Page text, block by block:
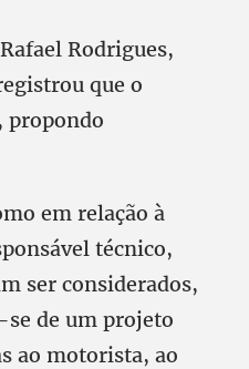
Rodrigues,
que o
propondo
em relação à
técnico,
ser considerados,
se de um projeto
ao motorista, ao